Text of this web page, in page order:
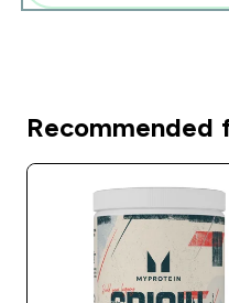
Recommended